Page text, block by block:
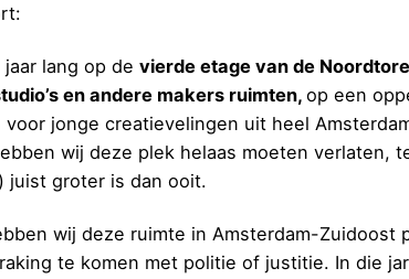
jaar lang op devierde etage van de
en andere makers ruimten,op een
voor jonge creatievelingen uit heel
wij deze plek helaas moeten verlaten,
juist groter is dan ooit.
wij deze ruimte in Amsterdam-Zuidoost
te komen met politie of justitie. In die